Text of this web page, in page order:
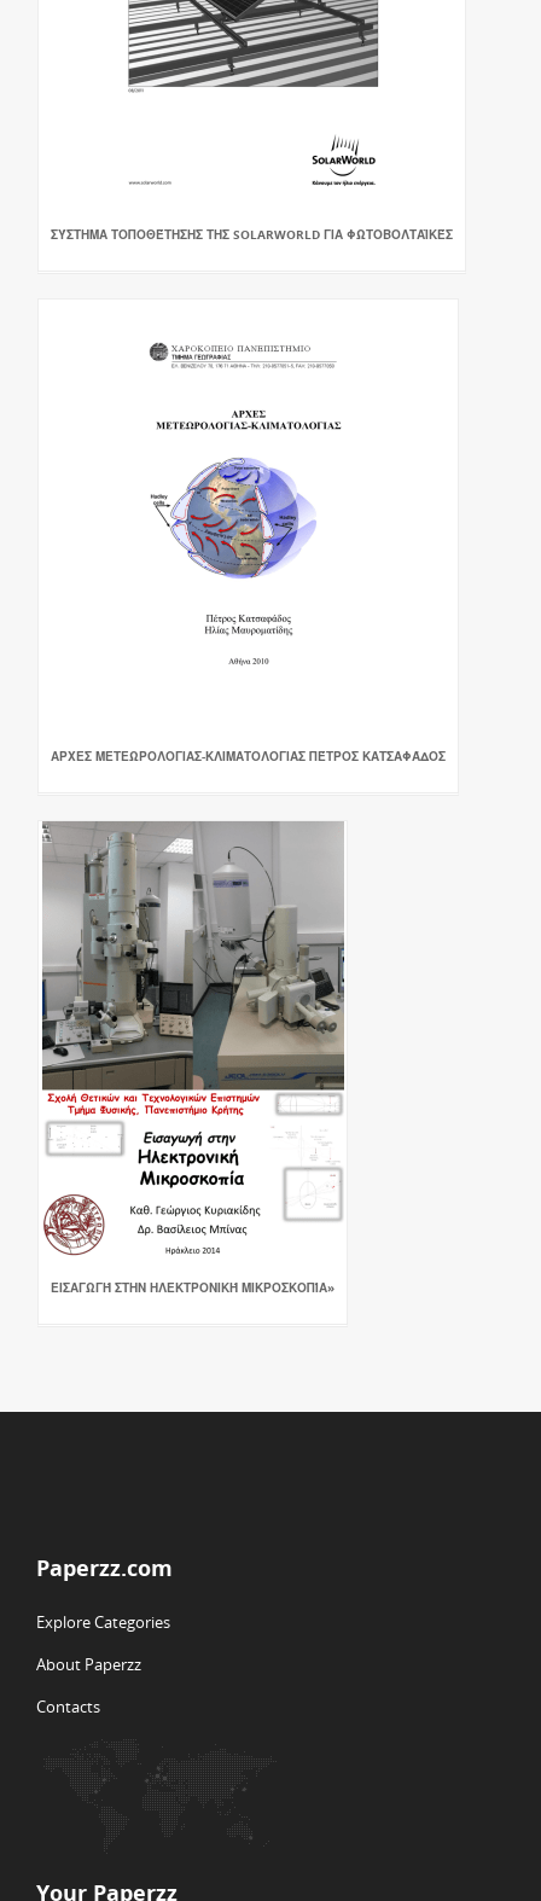
ΣΎΣΤΗΜΑ ΤΟΠΟΘΈΤΗΣΗΣ ΤΗΣ SOLARWORLD ΓΙΑ ΦΩΤΟΒΟΛΤΑΪΚΈΣ
ΑΡΧΕΣ ΜΕΤΕΩΡΟΛΟΓΙΑΣ-ΚΛΙΜΑΤΟΛΟΓΙΑΣ ΠΈΤΡΟΣ ΚΑΤΣΑΦΆΔΟΣ
ΕΙΣΑΓΩΓΉ ΣΤΗΝ ΗΛΕΚΤΡΟΝΙΚΉ ΜΙΚΡΟΣΚΟΠΊΑ»
Paperzz.com
Explore Categories
About Paperzz
Contacts
Your Paperzz